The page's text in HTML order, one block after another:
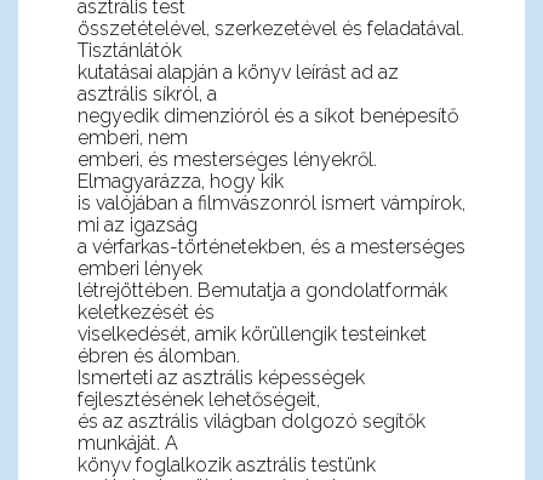
asztrális test
összetételével, szerkezetével és feladatával.
Tisztánlátók
kutatásai alapján a könyv leírást ad az
asztrális síkról, a
negyedik dimenzióról és a síkot benépesítő
emberi, nem
emberi, és mesterséges lényekről.
Elmagyarázza, hogy kik
is valójában a filmvászonról ismert vámpírok,
mi az igazság
a vérfarkas-történetekben, és a mesterséges
emberi lények
létrejöttében. Bemutatja a gondolatformák
keletkezését és
viselkedését, amik körüllengik testeinket
ébren és álomban.
Ismerteti az asztrális képességek
fejlesztésének lehetőségeit,
és az asztrális világban dolgozó segítők
munkáját. A
könyv foglalkozik asztrális testünk